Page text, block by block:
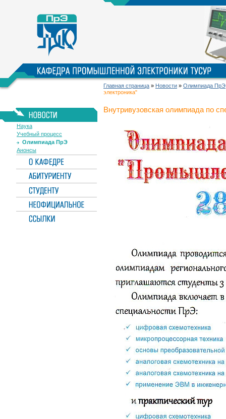
Главная страница » Новости » Олимпиада ПрЭ
электроника"
Наука
Учебный процесс
Олимпиада ПрЭ
Анонсы
Внутривузовская олимпиада по